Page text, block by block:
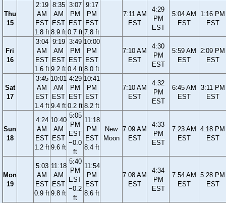
Thu
15
2:19
AM
EST
1.8 ft
8:35
AM
EST
8.9 ft
3:07
PM
EST
0.7 ft
9:17
PM
EST
7.8 ft
7:11 AM
EST
4:29
PM
EST
5:04 AM
EST
1:16 PM
EST
Fri
16
3:04
AM
EST
1.6 ft
9:19
AM
EST
9.2 ft
3:49
PM
EST
0.4 ft
10:00
PM
EST
8.0 ft
7:10 AM
EST
4:30
PM
EST
5:59 AM
EST
2:09 PM
EST
Sat
17
3:45
AM
EST
1.4 ft
10:01
AM
EST
9.4 ft
4:29
PM
EST
0.2 ft
10:41
PM
EST
8.2 ft
7:10 AM
EST
4:32
PM
EST
6:45 AM
EST
3:11 PM
EST
Sun
18
4:24
AM
EST
1.2 ft
10:40
AM
EST
9.6 ft
5:05
PM
EST
−0.0
ft
11:18
PM
EST
8.4 ft
New
Moon
7:09 AM
EST
4:33
PM
EST
7:23 AM
EST
4:18 PM
EST
Mon
19
5:03
AM
EST
0.9 ft
11:18
AM
EST
9.8 ft
5:40
PM
EST
−0.2
ft
11:54
PM
EST
8.6 ft
7:08 AM
EST
4:34
PM
EST
7:54 AM
EST
5:28 PM
EST